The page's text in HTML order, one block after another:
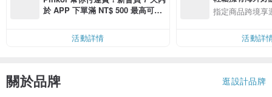
於 APP 下單滿 NT$ 500 最高可折
活動詳情
指定商品跨境享
活動詳
關於品牌 逛設計品牌